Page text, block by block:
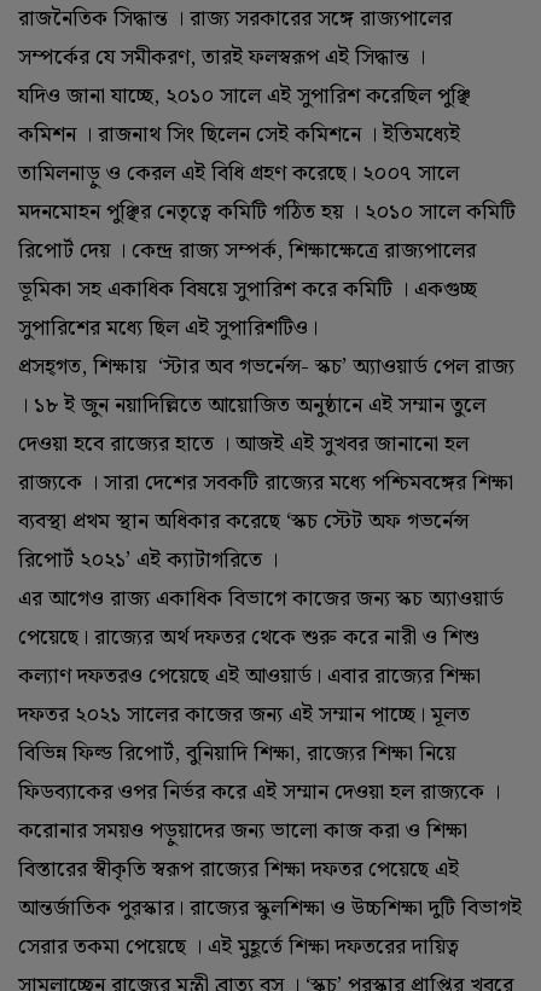
রাজনৈতিক সিদ্ধান্ত । রাজ্য সরকারের সঙ্গে রাজ্যপালের
সম্পর্কের যে সমীকরণ, তারই ফলস্বরূপ এই সিদ্ধান্ত ।
যদিও জানা যাচ্ছে, ২০১০ সালে এই সুপারিশ করেছিল পুঞ্ছি
কমিশন । রাজনাথ সিং ছিলেন সেই কমিশনে । ইতিমধ্যেই
তামিলনাড়ু ও কেরল এই বিধি গ্রহণ করেছে। ২০০৭ সালে
মদনমোহন পুঞ্ছির নেতৃত্বে কমিটি গঠিত হয় । ২০১০ সালে কমিটি
রিপোর্ট দেয় । কেন্দ্র রাজ্য সম্পর্ক, শিক্ষাক্ষেত্রে রাজ্যপালের
ভূমিকা সহ একাধিক বিষয়ে সুপারিশ করে কমিটি । একগুচ্ছ
সুপারিশের মধ্যে ছিল এই সুপারিশটিও।
প্রসহ্গত, শিক্ষায় ‘স্টার অব গভর্নেন্স- স্কচ’ অ্যাওয়ার্ড পেল রাজ্য
। ১৮ ই জুন নয়াদিল্লিতে আয়োজিত অনুষ্ঠানে এই সম্মান তুলে
দেওয়া হবে রাজ্যের হাতে । আজই এই সুখবর জানানো হল
রাজ্যকে । সারা দেশের সবকটি রাজ্যের মধ্যে পশ্চিমবঙ্গের শিক্ষা
ব্যবস্থা প্রথম স্থান অধিকার করেছে ‘স্কচ স্টেট অফ গভর্নেন্স
রিপোর্ট ২০২১’ এই ক্যাটাগরিতে ।
এর আগেও রাজ্য একাধিক বিভাগে কাজের জন্য স্কচ অ্যাওয়ার্ড
পেয়েছে। রাজ্যের অর্থ দফতর থেকে শুরু করে নারী ও শিশু
কল্যাণ দফতরও পেয়েছে এই আওয়ার্ড। এবার রাজ্যের শিক্ষা
দফতর ২০২১ সালের কাজের জন্য এই সম্মান পাচ্ছে। মূলত
বিভিন্ন ফিল্ড রিপোর্ট, বুনিয়াদি শিক্ষা, রাজ্যের শিক্ষা নিয়ে
ফিডব্যাকের ওপর নির্ভর করে এই সম্মান দেওয়া হল রাজ্যকে ।
করোনার সময়ও পড়ুয়াদের জন্য ভালো কাজ করা ও শিক্ষা
বিস্তারের স্বীকৃতি স্বরূপ রাজ্যের শিক্ষা দফতর পেয়েছে এই
আন্তর্জাতিক পুরস্কার। রাজ্যের স্কুলশিক্ষা ও উচ্চশিক্ষা দুটি বিভাগই
সেরার তকমা পেয়েছে । এই মুহূর্তে শিক্ষা দফতরের দায়িত্ব